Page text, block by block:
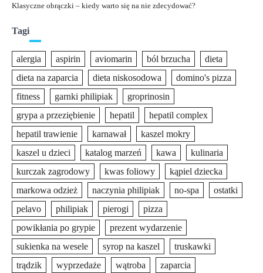
Klasyczne obrączki – kiedy warto się na nie zdecydować?
Tagi
alergia aspirin aviomarin ból brzucha
dieta
dieta na zaparcia
dieta niskosodowa
domino's pizza
fitness
garnki philipiak
groprinosin
grypa a przeziębienie
hepatil
hepatil complex
hepatil trawienie
karnawał
kaszel mokry
kaszel u dzieci
katalog marzeń kawa
kulinaria
kurczak zagrodowy
kwas foliowy
kąpiel dziecka
markowa odzież
naczynia philipiak no-spa
ostatki
pelavo
philipiak pierogi
pizza
powikłania po grypie
prezent wydarzenie
sukienka na wesele
syrop na kaszel
truskawki
trądzik
wyprzedaże wątroba zaparcia